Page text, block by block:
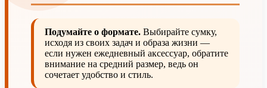
Подумайте о формате. Выбирайте сумку,
исходя из своих задач и образа жизни —
если нужен ежедневный аксессуар, обратите
внимание на средний размер, ведь он
сочетает удобство и стиль.